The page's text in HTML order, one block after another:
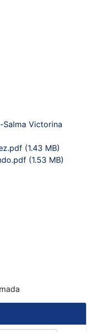
Salma Victorina
(1.43 MB)
(1.53 MB)